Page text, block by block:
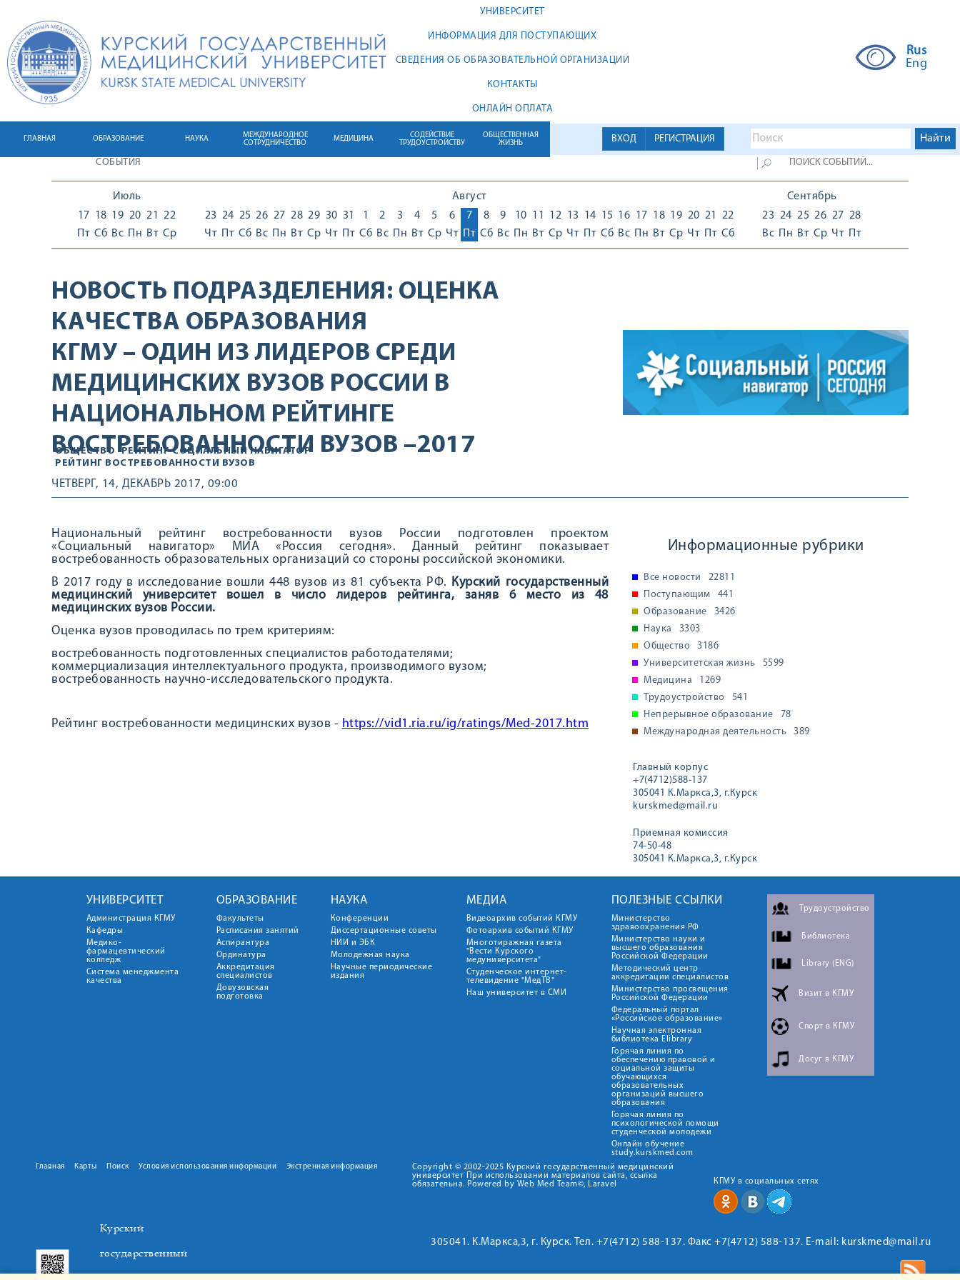
УНИВЕРСИТЕТ
ИНФОРМАЦИЯ ДЛЯ ПОСТУПАЮЩИХ
СВЕДЕНИЯ ОБ ОБРАЗОВАТЕЛЬНОЙ ОРГАНИЗАЦИИ
КОНТАКТЫ
ОНЛАЙН ОПЛАТА
Rus
Eng
ВХОД РЕГИСТРАЦИЯ
ГЛАВНАЯ ОБРАЗОВАНИЕ НАУКА
МЕЖДУНАРОДНОЕ
СОТРУДНИЧЕСТВО
МЕДИЦИНА
СОДЕЙСТВИЕ
ТРУДОУСТРОЙСТВУ
ОБЩЕСТВЕННАЯ
ЖИЗНЬ
СОБЫТИЯ
Июль
17
Пт
18
Сб
19
Вс
20
Пн
21
Вт
22
Ср
Август
23
Чт
24
Пт
25
Сб
26
Вс
27
Пн
28
Вт
29
Ср
30
Чт
31
Пт
1
Сб
2
Вс
3
Пн
4
Вт
5
Ср
6
Чт
7
Пт
8
Сб
9
Вс
10
Пн
11
Вт
12
Ср
13
Чт
14
Пт
15
Сб
16
Вс
17
Пн
18
Вт
19
Ср
20
Чт
21
Пт
22
Сб
Сентябрь
23
Вс
24
Пн
25
Вт
26
Ср
27
Чт
28
Пт
НОВОСТЬ ПОДРАЗДЕЛЕНИЯ: ОЦЕНКА
КАЧЕСТВА ОБРАЗОВАНИЯ
КГМУ – ОДИН ИЗ ЛИДЕРОВ СРЕДИ
МЕДИЦИНСКИХ ВУЗОВ РОССИИ В
НАЦИОНАЛЬНОМ РЕЙТИНГЕ
ВОСТРЕБОВАННОСТИ ВУЗОВ –2017
ОБЩЕСТВО РЕЙТИНГ СОЦИАЛЬНЫЙ НАВИГАТОР
РЕЙТИНГ ВОСТРЕБОВАННОСТИ ВУЗОВ
ЧЕТВЕРГ, 14, ДЕКАБРЬ 2017, 09:00
Национальный рейтинг востребованности вузов России подготовлен проектом
«Социальный навигатор» МИА «Россия сегодня». Данный рейтинг показывает
востребованность образовательных организаций со стороны российской экономики.
В 2017 году в исследование вошли 448 вузов из 81 субъекта РФ. Курский государственный
медицинский университет вошел в число лидеров рейтинга, заняв 6 место из 48
медицинских вузов России.
Оценка вузов проводилась по трем критериям:
востребованность подготовленных специалистов работодателями;
коммерциализация интеллектуального продукта, производимого вузом;
востребованность научно-исследовательского продукта.
Рейтинг востребованности медицинских вузов - https://vid1.ria.ru/ig/ratings/Med-2017.htm
Информационные рубрики
Все новости
22811
Поступающим
441
Образование
3426
Наука
3303
Общество
3186
Университетская жизнь
5599
Медицина
1269
Трудоустройство
541
Непрерывное образование
78
Международная деятельность
389
Главный корпус
+7(4712)588-137
305041 К.Маркса,3, г.Курск
kurskmed@mail.ru
Приемная комиссия
74-50-48
305041 К.Маркса,3, г.Курск
УНИВЕРСИТЕТ
Администрация КГМУ
Кафедры
Медико-
фармацевтический
колледж
Система менеджмента
качества
ОБРАЗОВАНИЕ
Факультеты
Расписания занятий
Аспирантура
Ординатура
Аккредитация
специалистов
Довузовская
подготовка
НАУКА
Конференции
Диссертационные советы
НИИ и ЭБК
Молодежная наука
Научные периодические
издания
МЕДИА
Видеоархив событий КГМУ
Фотоархив событий КГМУ
Многотиражная газета
"Вести Курского
медуниверситета"
Студенческое интернет-
телевидение "МедТВ"
Наш университет в СМИ
ПОЛЕЗНЫЕ ССЫЛКИ
Министерство
здравоохранения РФ
Министерство науки и
высшего образования
Российской Федерации
Методический центр
аккредитации специалистов
Министерство просвещения
Российской Федерации
Федеральный портал
«Российское образование»
Научная электронная
библиотека Elibrary
Горячая линия по
обеспечению правовой и
социальной защиты
обучающихся
образовательных
организаций высшего
образования
Горячая линия по
психологической помощи
студенческой молодежи
Онлайн обучение
study.kurskmed.com
Трудоустройство
Библиотека
Library (ENG)
Визит в КГМУ
Спорт в КГМУ
Досуг в КГМУ
Главная Карты Поиск Условия использования информации Экстренная информация
Copyright © 2002-2025 Курский государственный медицинский
университет При использовании материалов сайта, ссылка
обязательна. Powered by Web Med Team©, Laravel
КГМУ в социальных сетях
Курский
государственный
305041. К.Маркса,3, г. Курск. Тел. +7(4712) 588-137. Факс +7(4712) 588-137. E-mail: kurskmed@mail.ru